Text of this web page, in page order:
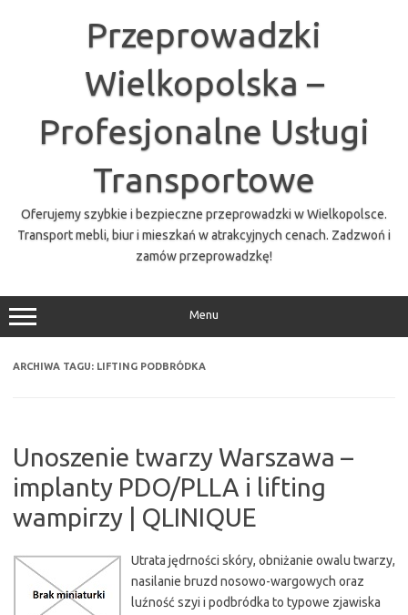
Przeprowadzki
Wielkopolska –
Profesjonalne Usługi
Transportowe
Oferujemy szybkie i bezpieczne przeprowadzki w Wielkopolsce.
Transport mebli, biur i mieszkań w atrakcyjnych cenach. Zadzwoń i
zamów przeprowadzkę!
Menu
ARCHIWA TAGU: LIFTING PODBRÓDKA
Unoszenie twarzy Warszawa –
implanty PDO/PLLA i lifting
wampirzy | QLINIQUE
Utrata jędrności skóry, obniżanie owalu twarzy,
nasilanie bruzd nosowo-wargowych oraz
luźność szyi i podbródka to typowe zjawiska